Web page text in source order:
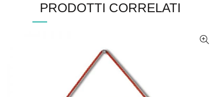
PRODOTTI CORRELATI